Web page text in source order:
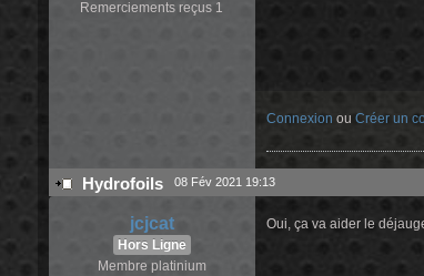
Remerciements reçus 1
Connexion ou Créer un
Hydrofoils 08 Fév 2021 19:13
jcjcat
Hors Ligne
Membre platinium
Oui, ça va aider le